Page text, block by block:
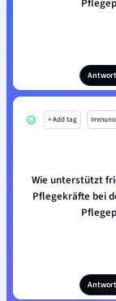
+ Add tag
Wie unterstützt
Pflegekräfte bei